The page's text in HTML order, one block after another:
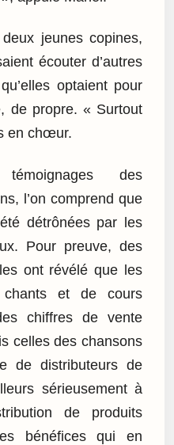
jeunes copines,
écouter d’autres
optaient pour
de propre. « Surtout
en chœur.
des
l’on comprend que
détrônées par les
Pour preuve, des
ont révélé que les
et de cours
chiffres de vente
celles des chansons
de distributeurs de
sérieusement à
de produits
bénéfices qui en